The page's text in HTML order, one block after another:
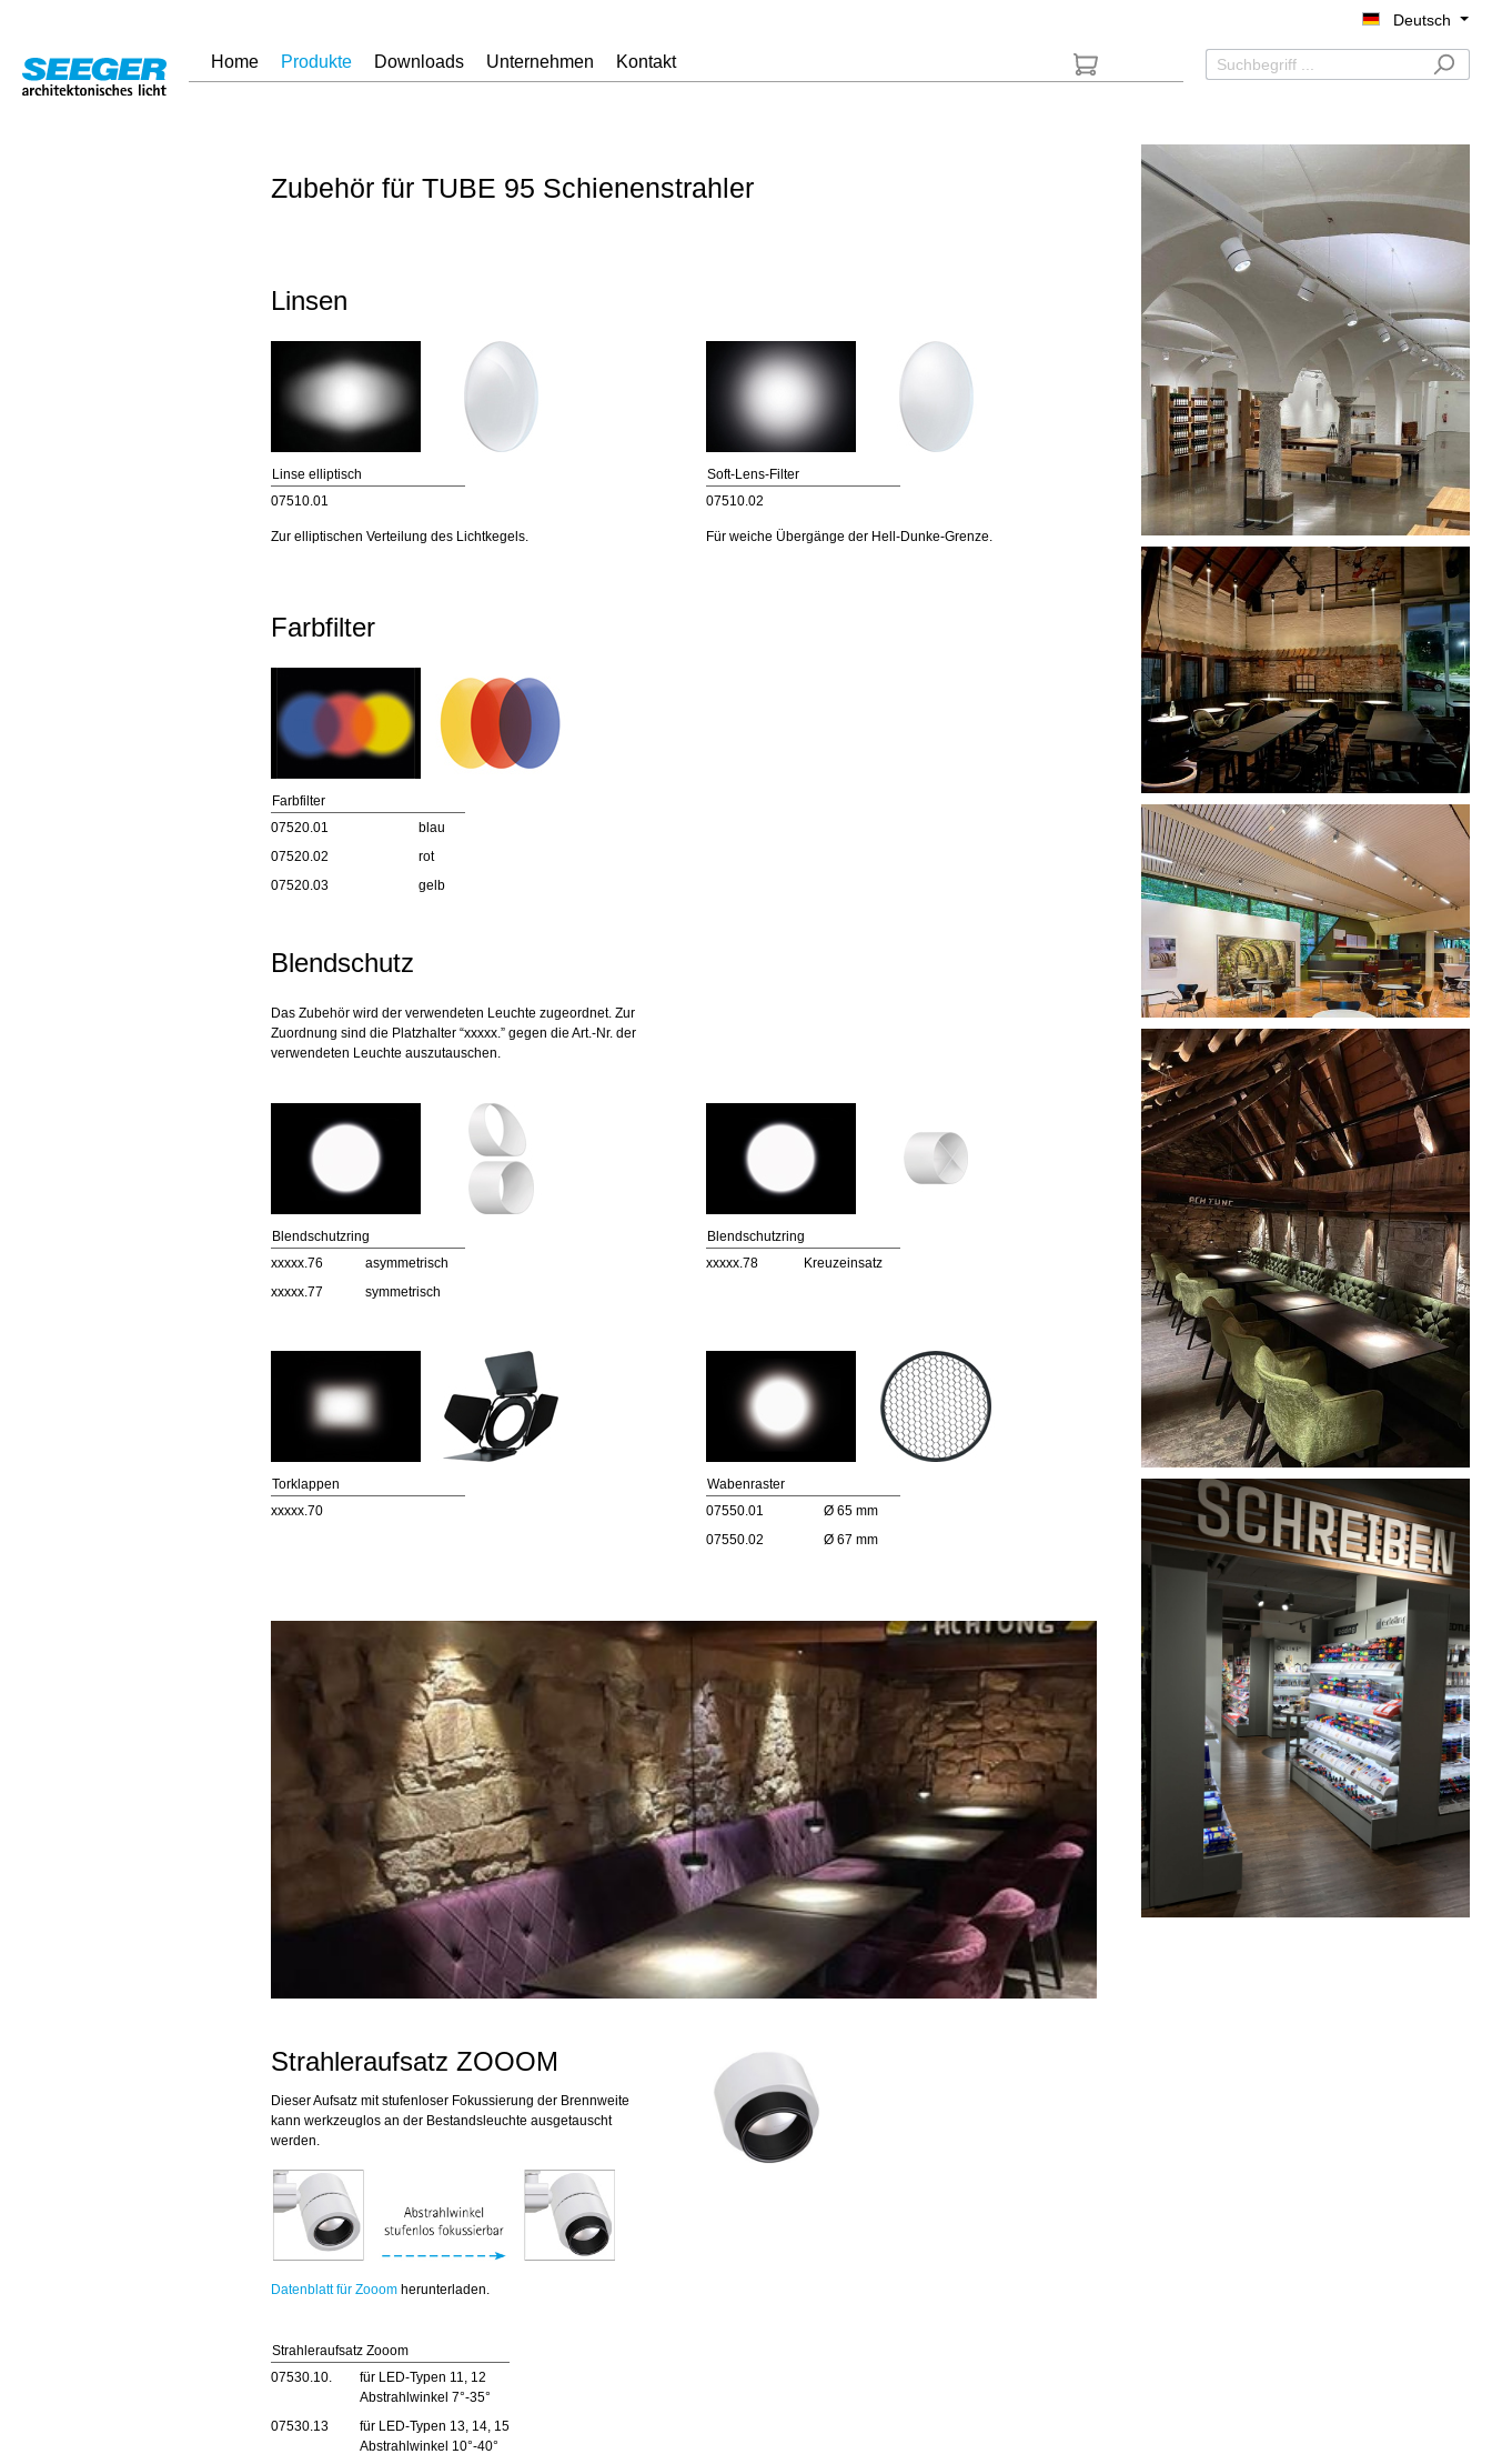
Deutsch
Home Produkte Downloads Unternehmen Kontakt
Zubehör für TUBE 95 Schienenstrahler
Linsen
Linse elliptisch
07510.01
Zur elliptischen Verteilung des Lichtkegels.
Soft-Lens-Filter
07510.02
Für weiche Übergänge der Hell-Dunke-Grenze.
Farbfilter
Farbfilter
07520.01
blau
07520.02
rot
07520.03
gelb
Blendschutz
Das Zubehör wird der verwendeten Leuchte zugeordnet. Zur
Zuordnung sind die Platzhalter “xxxxx.” gegen die Art.-Nr. der
verwendeten Leuchte auszutauschen.
Blendschutzring
xxxxx.76
asymmetrisch
xxxxx.77
symmetrisch
Blendschutzring
xxxxx.78
Kreuzeinsatz
Torklappen
xxxxx.70
Wabenraster
07550.01
Ø 65 mm
07550.02
Ø 67 mm
Strahleraufsatz ZOOOM
Dieser Aufsatz mit stufenloser Fokussierung der Brennweite
kann werkzeuglos an der Bestandsleuchte ausgetauscht
werden.
Datenblatt für Zooom herunterladen.
Strahleraufsatz Zooom
07530.10.
für LED-Typen 11, 12
Abstrahlwinkel 7°-35°
07530.13
für LED-Typen 13, 14, 15
Abstrahlwinkel 10°-40°